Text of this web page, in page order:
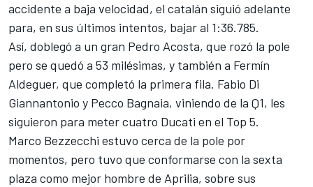
accidente a baja velocidad, el catalán siguió adelante
para, en sus últimos intentos, bajar al 1:36.785.
Así, doblegó a un gran Pedro Acosta, que rozó la pole
pero se quedó a 53 milésimas, y también a Fermín
Aldeguer, que completó la primera fila. Fabio Di
Giannantonio y Pecco Bagnaia, viniendo de la Q1, les
siguieron para meter cuatro Ducati en el Top 5.
Marco Bezzecchi estuvo cerca de la pole por
momentos, pero tuvo que conformarse con la sexta
plaza como mejor hombre de Aprilia, sobre sus